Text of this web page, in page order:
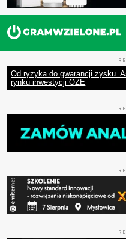
Od ryzyka do gwarancji zysku.
rynku inwestycji OZE